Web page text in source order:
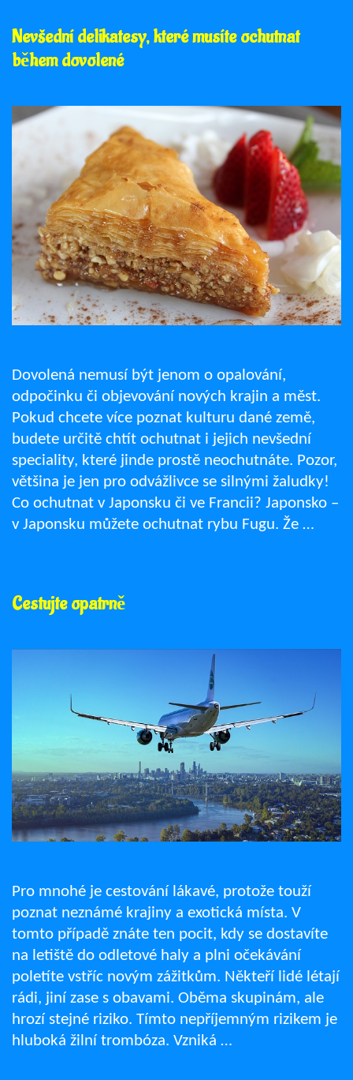
Nevšední delikatesy, které musíte ochutnat
během dovolené
Dovolená nemusí být jenom o opalování,
odpočinku či objevování nových krajin a měst.
Pokud chcete více poznat kulturu dané země,
budete určitě chtít ochutnat i jejich nevšední
speciality, které jinde prostě neochutnáte. Pozor,
většina je jen pro odvážlivce se silnými žaludky!
Co ochutnat v Japonsku či ve Francii? Japonsko –
v Japonsku můžete ochutnat rybu Fugu. Že …
Cestujte opatrně
Pro mnohé je cestování lákavé, protože touží
poznat neznámé krajiny a exotická místa. V
tomto případě znáte ten pocit, kdy se dostavíte
na letiště do odletové haly a plni očekávání
poletíte vstříc novým zážitkům. Někteří lidé létají
rádi, jiní zase s obavami. Oběma skupinám, ale
hrozí stejné riziko. Tímto nepříjemným rizikem je
hluboká žilní trombóza. Vzniká …